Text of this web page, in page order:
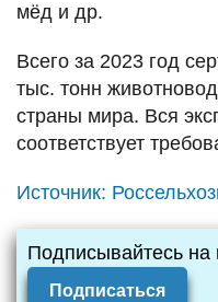
мёд и др.
Всего за 2023 год
тыс. тонн
страны мира. Вся
соответствует
Источник:
Подписывайтесь на
Подписаться